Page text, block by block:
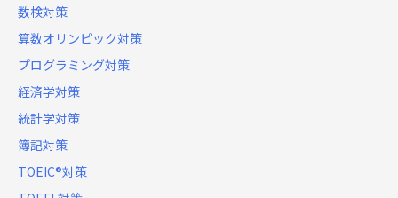
数検対策
算数オリンピック対策
プログラミング対策
経済学対策
統計学対策
簿記対策
TOEIC®対策